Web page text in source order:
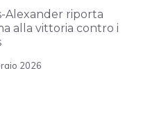
Alexander riporta
alla vittoria contro i
2026